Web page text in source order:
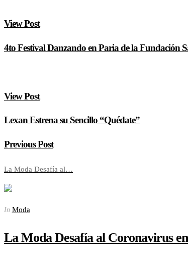
View Post
4to Festival Danzando en Paria de la Fundación
View Post
Lexan Estrena su Sencillo “Quédate”
Previous Post
La Moda Desafía al…
In Moda
La Moda Desafía al Coronavirus